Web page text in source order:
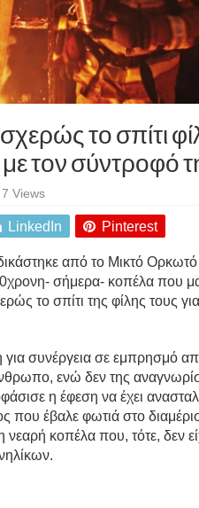
το σπίτι
τον σύντροφό
7 Views
LinkedIn Pinterest
από το Μικτό Ορκωτό
σήμερα- κοπέλα που
το σπίτι της φίλης τους
για συνέργεια σε εμπρησμό
ενώ δεν της
η έφεση να έχει
έβαλε φωτιά στο
νεαρή κοπέλα που, τότε, δεν